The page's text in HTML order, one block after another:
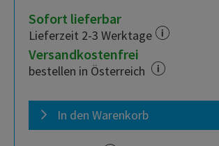
Sofort lieferbar
Lieferzeit 2-3 Werktage
Versandkostenfrei
bestellen in Österreich
In den Warenkorb